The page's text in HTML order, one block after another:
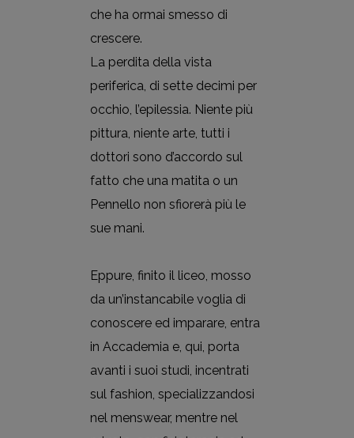
che ha ormai smesso di
crescere.
La perdita della vista
periferica, di sette decimi per
occhio, l’epilessia. Niente più
pittura, niente arte, tutti i
dottori sono d’accordo sul
fatto che una matita o un
Pennello non sfiorerà più le
sue mani.
Eppure, finito il liceo, mosso
da un’instancabile voglia di
conoscere ed imparare, entra
in Accademia e, qui, porta
avanti i suoi studi, incentrati
sul fashion, specializzandosi
nel menswear, mentre nel